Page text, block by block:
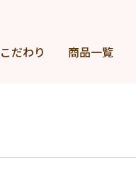
こだわり 商品一覧